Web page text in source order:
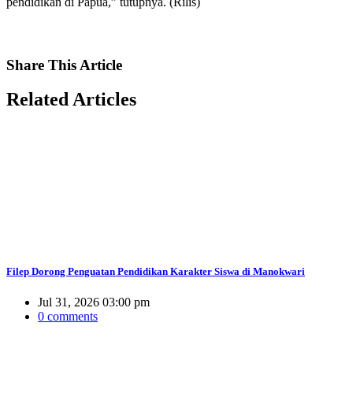
Share This Article
RelatedArticles
Filep Dorong Penguatan Pendidikan Karakter Siswa di Manokwari
Jul 31, 2026 03:00 pm
0 comments